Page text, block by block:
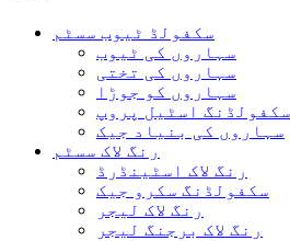
سکفولڈ ٹیوب سسٹم
سہاروں کی ٹیوب
سہاروں کی تختی
سہاروں کو جوڑا
سکفولڈنگ اسٹیل پروپ
سہاروں کی بنیاد جیک
رنگ لاک سسٹم
رنگ لاک اسٹینڈرڈ
سکفولڈنگ سکرو جیک
رنگ لاک لیجر
رنگ لاک برجنگ لیجر